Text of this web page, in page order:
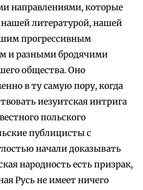
направлениями, которые
нашей литературой, нашей
прогрессивным
и разными бродячими
общества. Оно
в ту самую пору, когда
иезуитская интрига
польского
публицисты с
начали доказывать
народность есть призрак,
Русь не имеет ничего